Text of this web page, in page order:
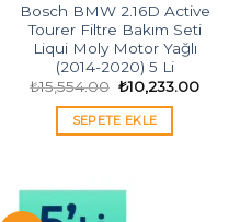
Bosch BMW 2.16D Active
Tourer Filtre Bakım Seti
Liqui Moly Motor Yağlı
(2014-2020) 5 Li
₺15,554.00 Orijinal
fiyat:
₺15,554.00.
₺10,233.00Şu
SEPETE EKLE